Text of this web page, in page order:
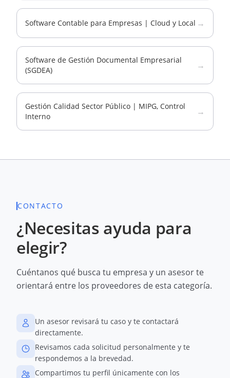
Software Contable para Empresas | Cloud y Local →
Software de Gestión Documental Empresarial
(SGDEA)
→
Gestión Calidad Sector Público | MIPG, Control
Interno
→
CONTACTO
¿Necesitas ayuda para
elegir?
Cuéntanos qué busca tu empresa y un asesor te
orientará entre los proveedores de esta categoría.
Un asesor revisará tu caso y te contactará
directamente.
Revisamos cada solicitud personalmente y te
respondemos a la brevedad.
Compartimos tu perfil únicamente con los